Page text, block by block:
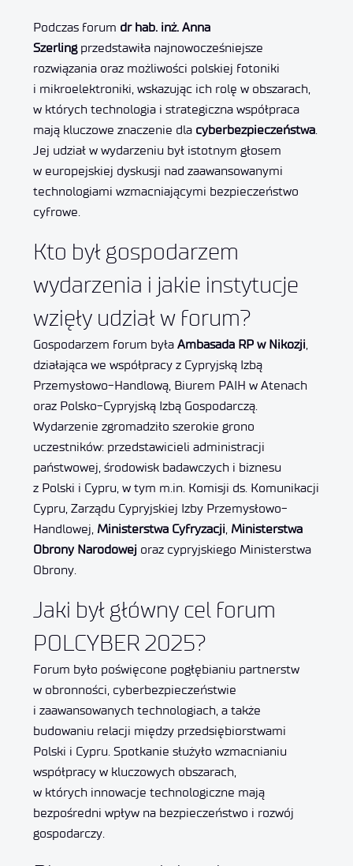
Podczas forum dr hab. inż. Anna
Szerlingprzedstawiła najnowocześniejsze
rozwiązania oraz możliwości polskiej fotoniki
i mikroelektroniki, wskazując ich rolę w obszarach,
w których technologia i strategiczna współpraca
mają kluczowe znaczenie dla cyberbezpieczeństwa.
Jej udział w wydarzeniu był istotnym głosem
w europejskiej dyskusji nad zaawansowanymi
technologiami wzmacniającymi bezpieczeństwo
cyfrowe.
Kto był gospodarzem
wydarzenia i jakie instytucje
wzięły udział w forum?
Gospodarzem forum była Ambasada RP w Nikozji,
działająca we współpracy z Cypryjską Izbą
Przemysłowo-Handlową, Biurem PAIH w Atenach
oraz Polsko-Cypryjską Izbą Gospodarczą.
Wydarzenie zgromadziło szerokie grono
uczestników: przedstawicieli administracji
państwowej, środowisk badawczych i biznesu
z Polski i Cypru, w tym m.in. Komisji ds. Komunikacji
Cypru, Zarządu Cypryjskiej Izby Przemysłowo-
Handlowej, Ministerstwa Cyfryzacji, Ministerstwa
Obrony Narodowej oraz cypryjskiego Ministerstwa
Obrony.
Jaki był główny cel forum
POLCYBER 2025?
Forum było poświęcone pogłębianiu partnerstw
w obronności, cyberbezpieczeństwie
i zaawansowanych technologiach, a także
budowaniu relacji między przedsiębiorstwami
Polski i Cypru. Spotkanie służyło wzmacnianiu
współpracy w kluczowych obszarach,
w których innowacje technologiczne mają
bezpośredni wpływ na bezpieczeństwo i rozwój
gospodarczy.